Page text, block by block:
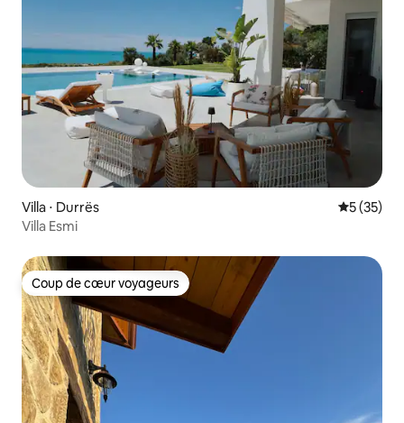
Villa ⋅ Durrës
5 (35)
Villa Esmi
Coup de cœur voyageurs
Coup de cœur voyageurs